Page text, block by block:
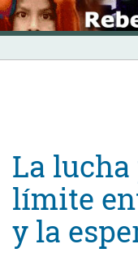
Skip
to
content
INICIO
La
límite
y la